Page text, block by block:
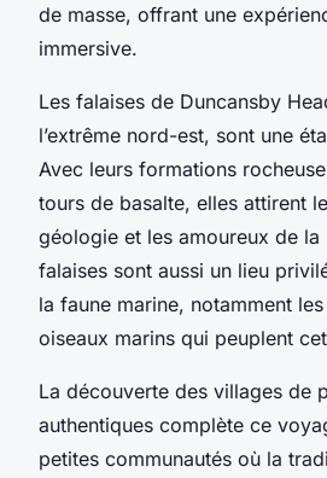
de masse, offrant une
immersive.
Les falaises de Duncansby
l’extrême nord-est, sont une
Avec leurs formations
tours de basalte, elles attirent
géologie et les amoureux de la
falaises sont aussi un lieu
la faune marine, notamment
oiseaux marins qui peuplent
La découverte des villages de
authentiques complète ce
petites communautés où la